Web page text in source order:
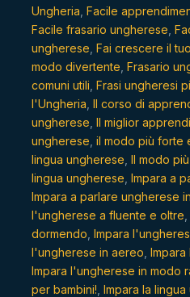
Ungheria Facile
Facile frasario ungherese
ungherese Fai crescere il
modo divertente Frasario
comuni utili Frasi ungheresi
l'Ungheria Il corso di
ungherese Il miglior
ungherese il modo più forte
lingua ungherese Il modo
lingua ungherese Impara a
Impara a parlare ungherese
l'ungherese a fluente e oltre
dormendo Impara
l'ungherese in aereo
Impara l'ungherese in modo
per bambini! Impara la